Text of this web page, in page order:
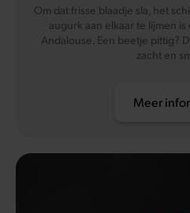
Om dat frisse blaadje sla, het
augurk aan elkaar te lijmen
Andalouse. Een beetje pittig?
zacht en
Meer